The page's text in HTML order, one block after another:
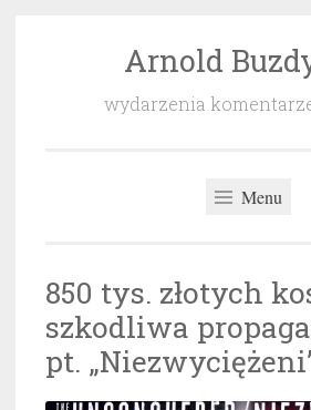
Arnold
wydarzenia
Menu
850 tys. złotych
szkodliwa
pt.